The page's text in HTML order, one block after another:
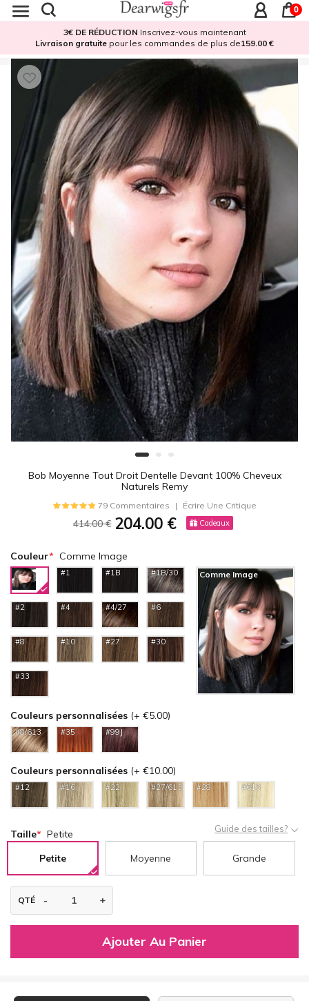
0
3€ DE RÉDUCTION Inscrivez-vous maintenant
Livraison gratuite pour les commandes de plus de159.00 €
Bob Moyenne Tout Droit Dentelle Devant 100% Cheveux
Naturels Remy
79 Commentaires Écrire Une Critique
414.00 € 204.00 € Cadeaux
Couleur Comme Image
Comme Image
#1 #1B #1B/30
#2 #4 #4/27 #6
#8 #10 #27 #30
#33
Couleurs personnalisées (+ €5.00)
#8/613 #35 #99J
Couleurs personnalisées (+ €10.00)
#12 #16 #22 #27/613 #28 #613
Taille Petite Guide des tailles?
Petite Moyenne Grande
QTÉ
Ajouter Au Panier